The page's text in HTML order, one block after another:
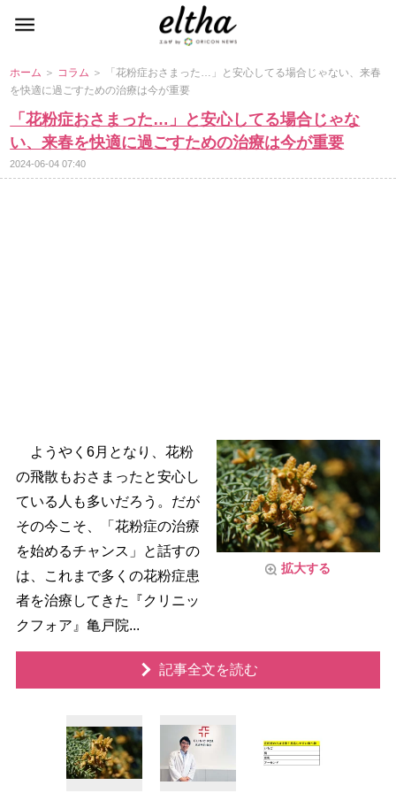
ホーム ＞ コラム ＞ 「花粉症おさまった…」と安心してる場合じゃない、来春
を快適に過ごすための治療は今が重要
「花粉症おさまった…」と安心してる場合じゃな
い、来春を快適に過ごすための治療は今が重要
2024-06-04 07:40
拡大する
ようやく6月となり、花粉
の飛散もおさまったと安心し
ている人も多いだろう。だが
その今こそ、「花粉症の治療
を始めるチャンス」と話すの
は、これまで多くの花粉症患
者を治療してきた『クリニッ
クフォア』亀戸院...
記事全文を読む